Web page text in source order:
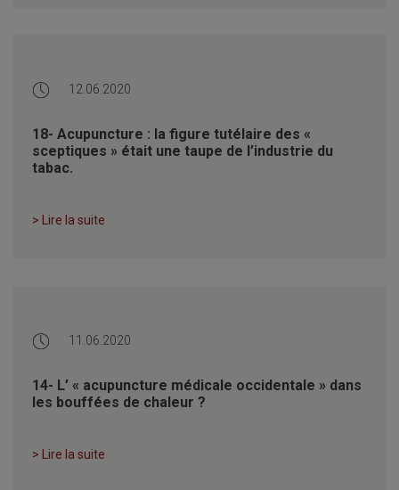
12.06.2020
18- Acupuncture : la figure tutélaire des «
sceptiques » était une taupe de l’industrie du
tabac.
> Lire la suite
11.06.2020
14- L’ « acupuncture médicale occidentale » dans
les bouffées de chaleur ?
> Lire la suite